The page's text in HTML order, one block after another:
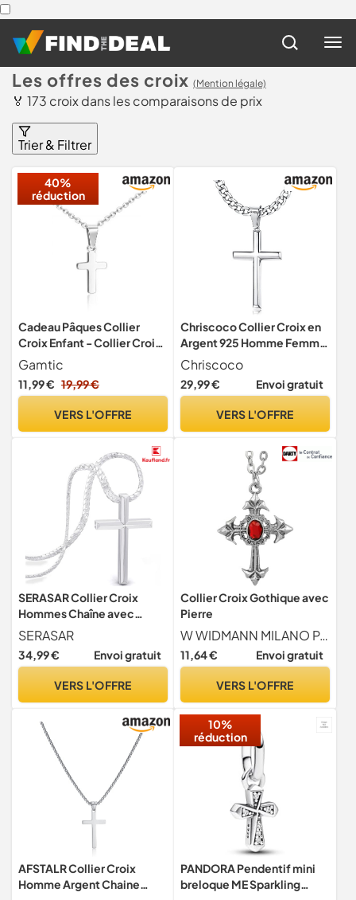
Les offres des croix (Mention légale)
🏅 173 croix dans les comparaisons de prix
Trier & Filtrer
40%
réduction
Cadeau Pâques Collier
Croix Enfant - Collier Croix
Chretienne en Acier
Inoxydable Pendentif Croix
Chaine Réglable Bijoux
Gift Cadeau Anniversaire
Gamtic
11,99 € 19,99 €
VERS L'OFFRE
Chriscoco Collier Croix en
Argent 925 Homme Femme
Chaine Argent 56CM
Chriscoco
29,99 € Envoi gratuit
VERS L'OFFRE
SERASAR Collier Croix
Hommes Chaîne avec
Pendentif Argent Bijoux
pour Cuban Link Jésus
Cadeau
SERASAR
34,99 € Envoi gratuit
VERS L'OFFRE
Collier Croix Gothique avec
Pierre
W WIDMANN MILANO Party Fashion
11,64 € Envoi gratuit
VERS L'OFFRE
AFSTALR Collier Croix
Homme Argent Chaine
10%
réduction
PANDORA Pendentif mini
breloque ME Sparkling